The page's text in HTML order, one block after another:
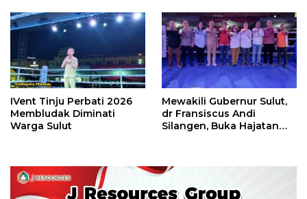
Perbati 2026
IVent Tinju Perbati 2026
Membludak Diminati
Warga Sulut
Mewakili Gubernur Sulut,
dr Fransiscus Andi
Silangen, Buka Hajatan